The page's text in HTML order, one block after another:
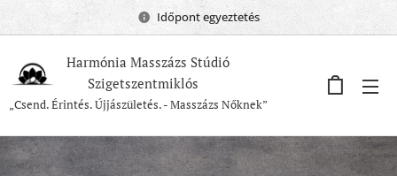
Időpont egyeztetés
Harmónia Masszázs Stúdió
Szigetszentmiklós
„Csend. Érintés. Újjászületés. - Masszázs Nőknek”